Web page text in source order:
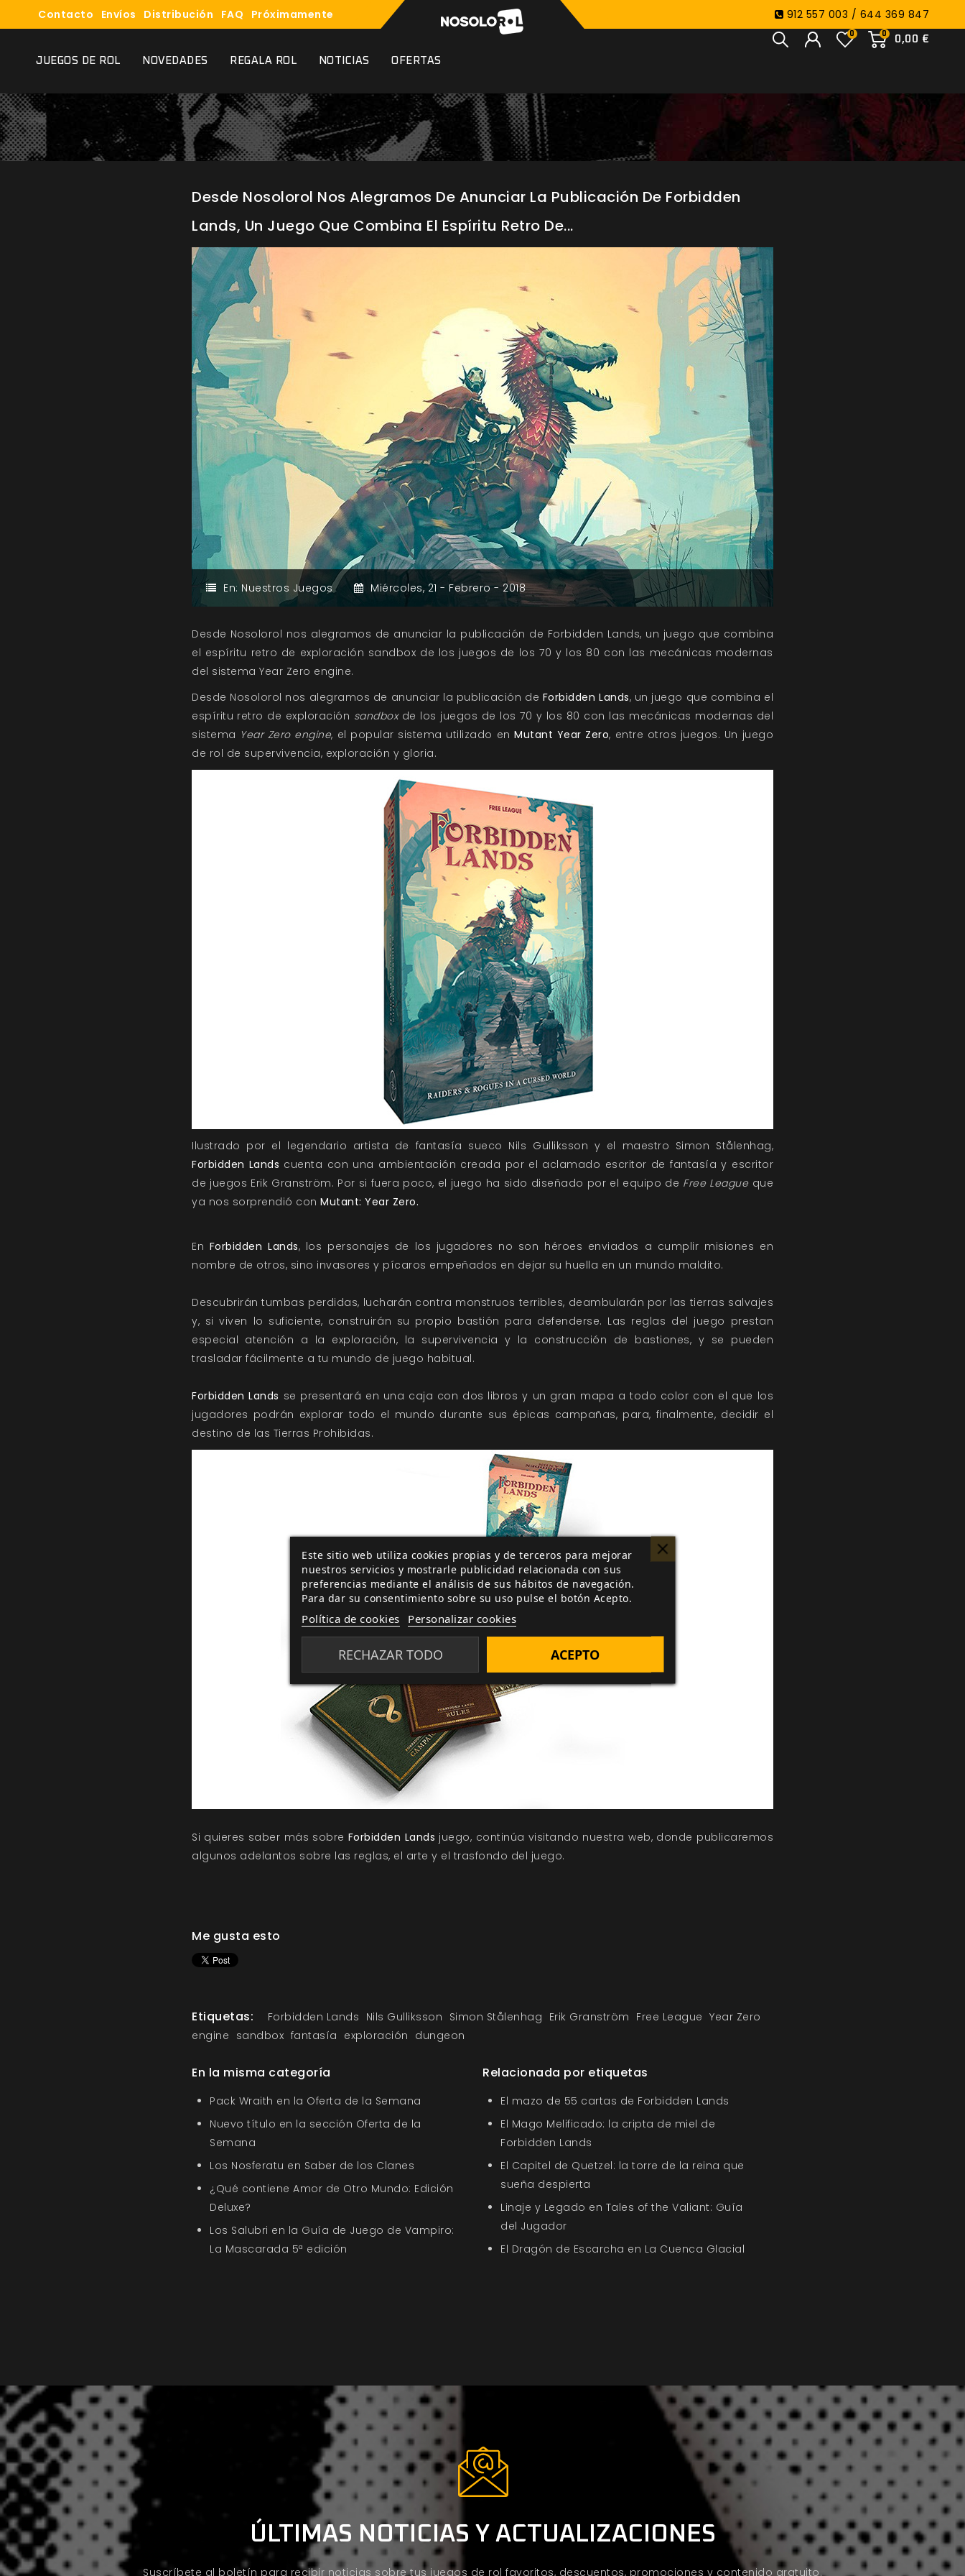
Contacto Envíos Distribución FAQ Próximamente 912 557 003 / 644 369 847
0
0,00 €
0
JUEGOS DE ROL NOVEDADES REGALA ROL NOTICIAS OFERTAS
Desde Nosolorol Nos Alegramos De Anunciar La Publicación De Forbidden
Lands, Un Juego Que Combina El Espíritu Retro De...
En: Nuestros Juegos Miércoles, 21 - Febrero - 2018
Desde Nosolorol nos alegramos de anunciar la publicación de Forbidden Lands, un juego que combina
el espíritu retro de exploración sandbox de los juegos de los 70 y los 80 con las mecánicas modernas
del sistema Year Zero engine.
Desde Nosolorol nos alegramos de anunciar la publicación de Forbidden Lands, un juego que combina el
espíritu retro de exploración sandboxde los juegos de los 70 y los 80 con las mecánicas modernas del
sistema Year Zero engine, el popular sistema utilizado enMutant Year Zero, entre otros juegos. Un juego
de rol de supervivencia, exploración y gloria.
Ilustrado por el legendario artista de fantasía sueco Nils Gulliksson y el maestro Simon Stålenhag,
Forbidden Lands cuenta con una ambientación creada por el aclamado escritor de fantasía y escritor
de juegos Erik Granström. Por si fuera poco, el juego ha sido diseñado por el equipo de Free Leagueque
ya nos sorprendió con Mutant: Year Zero.
En Forbidden Lands, los personajes de los jugadores no son héroes enviados a cumplir misiones en
nombre de otros, sino invasores y pícaros empeñados en dejar su huella en un mundo maldito.
Descubrirán tumbas perdidas, lucharán contra monstruos terribles, deambularán por las tierras salvajes
y, si viven lo suficiente, construirán su propio bastión para defenderse. Las reglas del juego prestan
especial atención a la exploración, la supervivencia y la construcción de bastiones, y se pueden
trasladar fácilmente a tu mundo de juego habitual.
Forbidden Lands se presentará en una caja con dos libros y un gran mapa a todo color con el que los
jugadores podrán explorar todo el mundo durante sus épicas campañas, para, finalmente, decidir el
destino de las Tierras Prohibidas.
Si quieres saber más sobre Forbidden Lands juego, continúa visitando nuestra web, donde publicaremos
algunos adelantos sobre las reglas, el arte y el trasfondo del juego.
Me gusta esto
Etiquetas: Forbidden Lands Nils Gulliksson Simon Stålenhag Erik Granström Free League Year Zero
engine sandbox fantasía exploración dungeon
En la misma categoría
Pack Wraith en la Oferta de la Semana
Nuevo título en la sección Oferta de la
Semana
Los Nosferatu en Saber de los Clanes
¿Qué contiene Amor de Otro Mundo: Edición
Deluxe?
Los Salubri en la Guía de Juego de Vampiro:
La Mascarada 5ª edición
Relacionada por etiquetas
El mazo de 55 cartas de Forbidden Lands
El Mago Melificado: la cripta de miel de
Forbidden Lands
El Capitel de Quetzel: la torre de la reina que
sueña despierta
Linaje y Legado en Tales of the Valiant: Guía
del Jugador
El Dragón de Escarcha en La Cuenca Glacial
ÚLTIMAS NOTICIAS Y ACTUALIZACIONES
Suscríbete al boletín para recibir noticias sobre tus juegos de rol favoritos, descuentos, promociones y contenido gratuito.
Este sitio web utiliza cookies propias y de terceros para mejorar
nuestros servicios y mostrarle publicidad relacionada con sus
preferencias mediante el análisis de sus hábitos de navegación.
Para dar su consentimiento sobre su uso pulse el botón Acepto.
Política de cookies Personalizar cookies
RECHAZAR TODO ACEPTO